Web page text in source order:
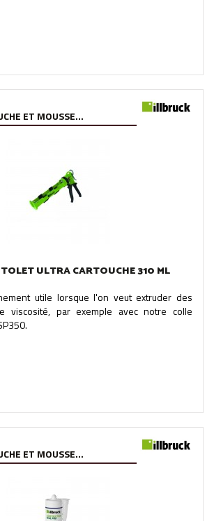
ET MOUSSE...
ULTRA CARTOUCHE 310 ML
utile lorsque l'on veut extruder des
viscosité, par exemple avec notre colle
ET MOUSSE...